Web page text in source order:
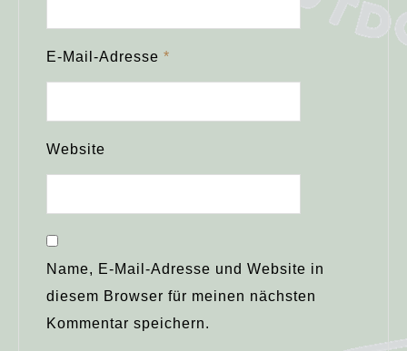
E-Mail-Adresse *
Website
Name, E-Mail-Adresse und Website in
diesem Browser für meinen nächsten
Kommentar speichern.